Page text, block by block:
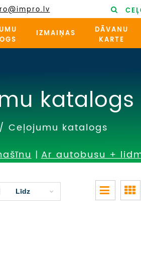
IZMAIŅAS
DĀVANU
KARTE
katalogs
/ Ceļojumu katalogs
| Ar autobusu +